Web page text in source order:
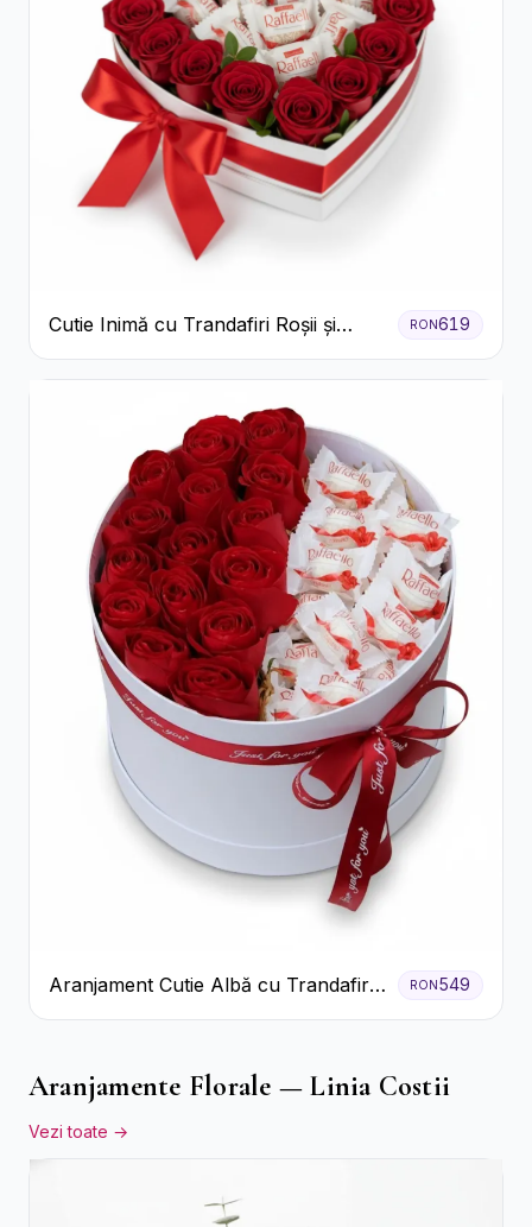
Cutie Inimă cu Trandafiri Roșii și
Bomboane Raffaello
RON619
Aranjament Cutie Albă cu Trandafiri
Roșii și Raffaello
RON549
Aranjamente Florale — Linia Costii
Vezi toate →